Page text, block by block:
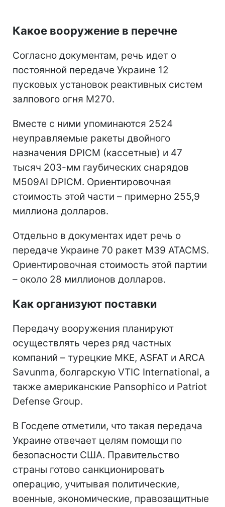
Какое вооружение в перечне
Согласно документам, речь идет о
постоянной передаче Украине 12
пусковых установок реактивных систем
залпового огня M270.
Вместе с ними упоминаются 2524
неуправляемые ракеты двойного
назначения DPICM (кассетные) и 47
тысяч 203-мм гаубических снарядов
M509AI DPICM. Ориентировочная
стоимость этой части – примерно 255,9
миллиона долларов.
Отдельно в документах идет речь о
передаче Украине 70 ракет M39 ATACMS.
Ориентировочная стоимость этой партии
– около 28 миллионов долларов.
Как организуют поставки
Передачу вооружения планируют
осуществлять через ряд частных
компаний – турецкие MKE, ASFAT и ARCA
Savunma, болгарскую VTIC International, а
также американские Pansophico и Patriot
Defense Group.
В Госдепе отметили, что такая передача
Украине отвечает целям помощи по
безопасности США. Правительство
страны готово санкционировать
операцию, учитывая политические,
военные, экономические, правозащитные